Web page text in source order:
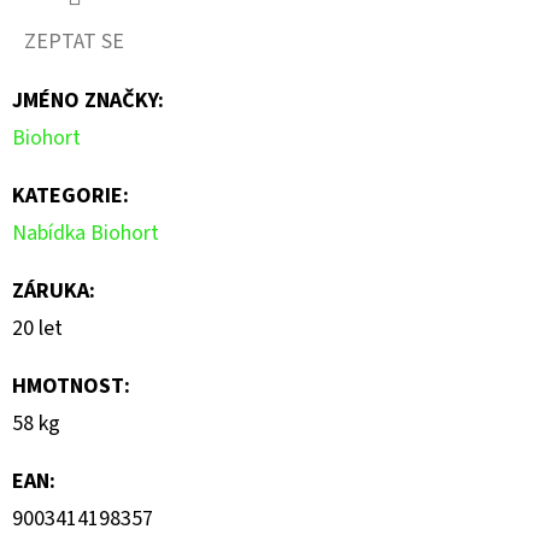
ZEPTAT SE
JMÉNO ZNAČKY:
Biohort
KATEGORIE:
Nabídka Biohort
ZÁRUKA:
20 let
HMOTNOST:
58 kg
EAN:
9003414198357